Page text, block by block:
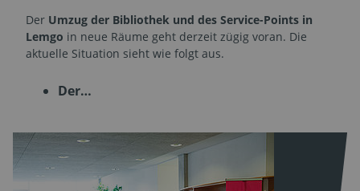
Der Umzug der Bibliothek und des Service-Points in
Lemgo in neue Räume geht derzeit zügig voran. Die
aktuelle Situation sieht wie folgt aus.
Der…